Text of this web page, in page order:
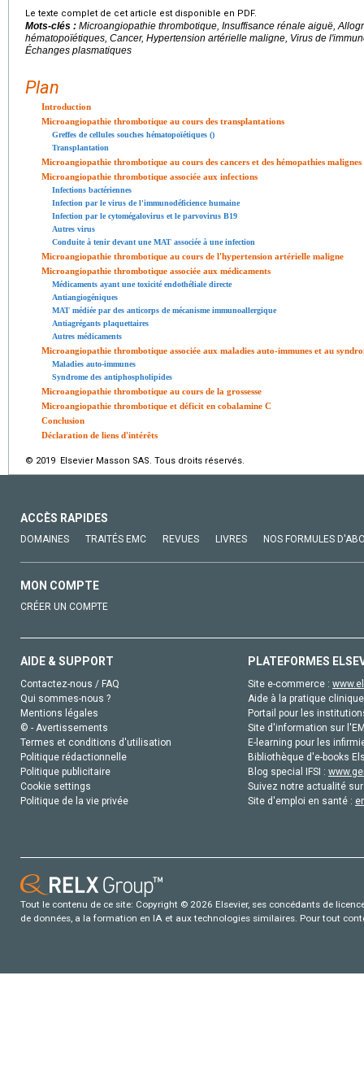
Le texte complet de cet article est disponible en PDF.
Mots-clés : Microangiopathie thrombotique, Insuffisance rénale aiguë,
hématopoïétiques, Cancer, Hypertension artérielle maligne, Virus de
Échanges plasmatiques
Plan
Introduction
Microangiopathie thrombotique au cours des transplantations
Greffes de cellules souches hématopoïétiques ()
Transplantation
Microangiopathie thrombotique au cours des cancers et des hémopathies malignes
Microangiopathie thrombotique associée aux infections
Infections bactériennes
Infection par le virus de l'immunodéficience humaine
Infection par le cytomégalovirus et le parvovirus B19
Autres virus
Conduite à tenir devant une MAT associée à une infection
Microangiopathie thrombotique au cours de l'hypertension artérielle maligne
Microangiopathie thrombotique associée aux médicaments
Médicaments ayant une toxicité endothéliale directe
Antiangiogéniques
MAT médiée par des anticorps de mécanisme immunoallergique
Antiagrégants plaquettaires
Autres médicaments
Microangiopathie thrombotique associée aux maladies auto-immunes et au
Maladies auto-immunes
Syndrome des antiphospholipides
Microangiopathie thrombotique au cours de la grossesse
Microangiopathie thrombotique et déficit en cobalamine C
Conclusion
Déclaration de liens d'intérêts
© 2019 Elsevier Masson SAS. Tous droits réservés.
ACCÈS RAPIDES
DOMAINES TRAITÉS EMC REVUES LIVRES NOS FORMULES
MON COMPTE
CRÉER UN COMPTE
AIDE & SUPPORT
Contactez-nous / FAQ
Qui sommes-nous ?
Mentions légales
© - Avertissements
Termes et conditions d'utilisation
Politique rédactionnelle
Politique publicitaire
Cookie settings
Politique de la vie privée
PLATEFORMES
Site e-commerce :
Aide à la pratique
Portail pour les
Site d'information sur
E-learning pour les
Bibliothèque d'e-books
Blog special IFSI :
Suivez notre actualité
Site d'emploi en santé :
Tout le contenu de ce site: Copyright © 2026 Elsevier, ses concédants de
de données, a la formation en IA et aux technologies similaires. Pour tout